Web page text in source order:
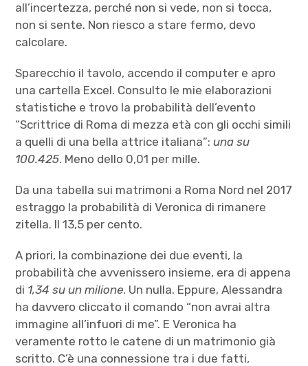
all’incertezza, perché non si vede, non si tocca,
non si sente. Non riesco a stare fermo, devo
calcolare.
Sparecchio il tavolo, accendo il computer e apro
una cartella Excel. Consulto le mie elaborazioni
statistiche e trovo la probabilità dell’evento
“Scrittrice di Roma di mezza età con gli occhi simili
a quelli di una bella attrice italiana”:una su
100.425. Meno dello 0,01 per mille.
Da una tabella sui matrimoni a Roma Nord nel 2017
estraggo la probabilità di Veronica di rimanere
zitella. Il 13,5 per cento.
A priori, la combinazione dei due eventi, la
probabilità che avvenissero insieme, era di appena
di 1,34 su un milione. Un nulla. Eppure, Alessandra
ha davvero cliccato il comando “non avrai altra
immagine all’infuori di me”. E Veronica ha
veramente rotto le catene di un matrimonio già
scritto. C’è una connessione tra i due fatti,